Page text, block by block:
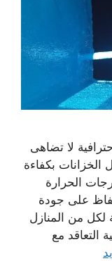
لا تضاهى
الخزانات بكفاءة
الحرارة
على جودة
لكل من المنازل
التعاقد مع